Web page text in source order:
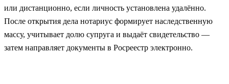
или дистанционно, если личность установлена удалённо.
После открытия дела нотариус формирует наследственную
массу, учитывает долю супруга и выдаёт свидетельство —
затем направляет документы в Росреестр электронно.